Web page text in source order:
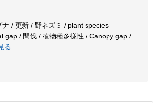
ナ / 更新 / 野ネズミ / plant species
gap / 間伐 / 植物種多様性 / Canopy gap /
る